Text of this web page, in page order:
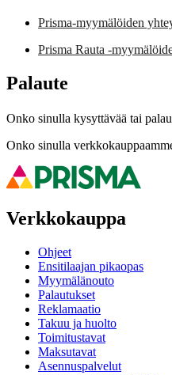
Prisma-myymälöiden
Prisma Rauta -
Palaute
Onko sinulla kysyttävää tai
Onko sinulla
Verkkokauppa
Ohjeet
Ensitilaajan pikaopas
Myymälänouto
Palautukset
Reklamaatio
Takuu ja huolto
Toimitustavat
Maksutavat
Asennuspalvelut